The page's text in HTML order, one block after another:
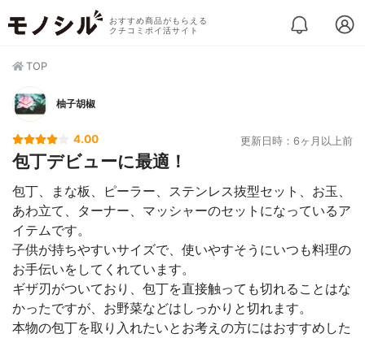
おすすめ商品がもらえる
クチコミポイ活サイト
TOP
柚子胡椒
4.00 更新日時：6ヶ月以上前
包丁デビューに最適！
包丁、まな板、ピーラー、ステンレス抜型セット、お玉、
あわ立て、ターナー、マッシャーのセットになっているア
イテムです。
子供が持ちやすいサイズで、使いやすそうにいつも料理の
お手伝いをしてくれています。
ギザ刃がついており、包丁を直接触っても切れることはな
かったですが、お野菜などはしっかりと切れます。
本物の包丁を取り入れたいとお考えの方にはおすすめした